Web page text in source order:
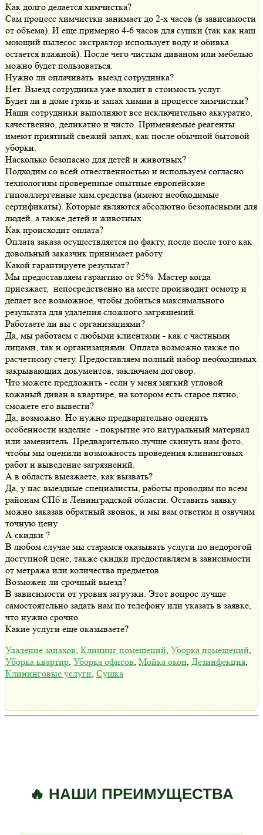
Как долго делается химчистка?
Сам процесс химчистки занимает до 2-х часов (в зависимости
от объема). И еще примерно 4-6 часов для сушки (так как наш
моющий пылесос экстрактор использует воду и обивка
остается влажной). После чего чистым диваном или мебелью
можно будет пользоваться.
Нужно ли оплачивать выезд сотрудника?
Нет. Выезд сотрудника уже входит в стоимость услуг.
Будет ли в доме грязь и запах химии в процессе химчистки?
Наши сотрудники выполняют все исключительно аккуратно,
качественно, деликатно и чисто. Применяемые реагенты
имеют приятный свежий запах, как после обычной бытовой
уборки.
Насколько безопасно для детей и животных?
Подходим со всей отвественностью и используем согласно
технологиям проверенные опытные европейские
гипоаллергенные хим.средства (имеют необходимые
сертификаты). Которые являются абсолютно безопасными для
людей, а также детей и животных.
Как происходит оплата?
Оплата заказа осуществляется по факту, после после того как
довольный заказчик принимает работу.
Какой гарантируете результат?
Мы предоставляем гарантию от 95% Мастер когда
приезжает, непосредственно на месте производит осмотр и
делает все возможное, чтобы добиться максимального
результата для удаления сложного загрязнений.
Работаете ли вы с организациями?
Да, мы работаем с любыми клиентами - как с частными
лицами, так и организациями. Оплата возможно также по
расчетному счету. Предоставляем полный набор необходимых
закрывающих документов, заключаем договор.
Что можете предложить - если у меня мягкий угловой
кожаный диван в квартире, на котором есть старое пятно,
сможете его вывести?
Да, возможно. Но нужно предварительно оценить
особенности изделие - покрытие это натуральный материал
или заменитель. Предварительно лучше скинуть нам фото,
чтобы мы оценили возможность проведения клининговых
работ и выведение загрязнений.
А в область выезжаете, как вызвать?
Да, у нас выездные специалисты, работы проводим по всем
районам СПб и Ленинградской области. Оставить заявку
можно заказав обратный звонок, и мы вам ответим и озвучим
точную цену
А скидки ?
В любом случае мы старамся оказывать услуги по недорогой
доступной цене, также скидки предоставляем в зависимости
от метража или количества предметов
Возможен ли срочный выезд?
В зависимости от уровня загрузки. Этот вопрос лучше
самостоятельно задать нам по телефону или указать в заявке,
что нужно срочно
Какие услуги еще оказываете?
Удаление запахов Клининг помещений Уборка помещений
Уборка квартир Уборка офисов Мойка окон Дезинфекция
Клининговые услуги Сушка
🔥 НАШИ ПРЕИМУЩЕСТВА